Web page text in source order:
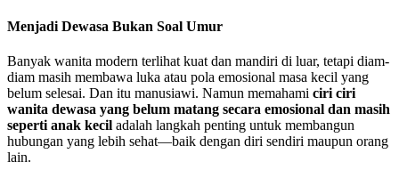
Menjadi Dewasa Bukan Soal Umur
Banyak wanita modern terlihat kuat dan mandiri di luar, tetapi diam-
diam masih membawa luka atau pola emosional masa kecil yang
belum selesai. Dan itu manusiawi. Namun memahami ciri ciri
wanita dewasa yang belum matang secara emosional dan masih
seperti anak kecil adalah langkah penting untuk membangun
hubungan yang lebih sehat—baik dengan diri sendiri maupun orang
lain.